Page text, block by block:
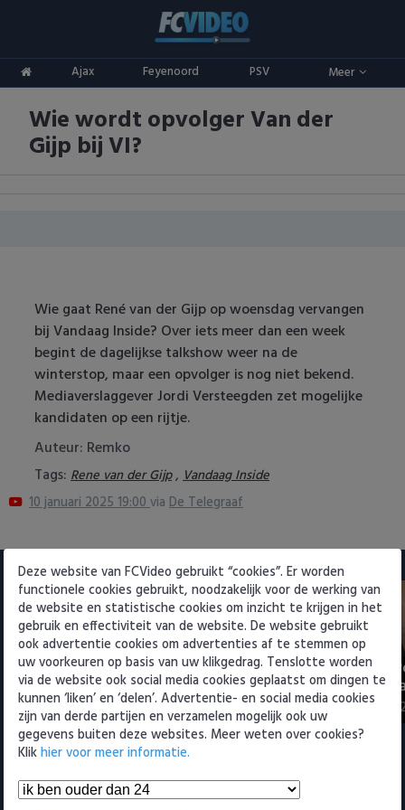
Ajax Feyenoord PSV Meer
ADO Den Haag
Ajax
AZ
FC Utrecht
Feyenoord
Heracles Almelo
NAC Breda
PEC Zwolle
PSV
Roda JC
SC Heerenveen
Sparta
Vitesse
Competities
Eredivisie
Keuken Kampioen Divisie
Champions League
Europa League
Conference League
Oranje
Wie wordt opvolger Van der
Gijp bij VI?
Wie gaat René van der Gijp op woensdag vervangen
bij Vandaag Inside? Over iets meer dan een week
begint de dagelijkse talkshow weer na de
winterstop, maar een opvolger is nog niet bekend.
Mediaverslaggever Jordi Versteegden zet mogelijke
kandidaten op een rijtje.
Auteur: Remko
Tags: Rene van der Gijp, Vandaag Inside
10 januari 2025 19:00via De Telegraaf
PSV
PSV presenteert Filip Kostic:
ervaren Serviër tekent voor t…
6 augustus 2026 16:30
Rampstart
voor
3 augustus
Meest bekeken
Deze website van FCVideo gebruikt “cookies”. Er worden
functionele cookies gebruikt, noodzakelijk voor de werking van
de website en statistische cookies om inzicht te krijgen in het
gebruik en effectiviteit van de website. De website gebruikt
ook advertentie cookies om advertenties af te stemmen op
uw voorkeuren op basis van uw klikgedrag. Tenslotte worden
via de website ook social media cookies geplaatst om dingen te
kunnen ‘liken’ en ‘delen’. Advertentie- en social media cookies
zijn van derde partijen en verzamelen mogelijk ook uw
gegevens buiten deze websites. Meer weten over cookies?
Klikhier voor meer informatie.